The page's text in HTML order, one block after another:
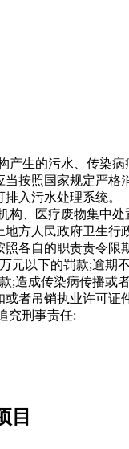
产生的污水、传染
当按照国家规定严格
入污水处理系统。
构、医疗废物集中
地方人民政府卫生行
照各自的职责责令限
元以下的罚款;逾期
;造成传染病传播或
或者吊销执业许可证
究刑事责任:
目